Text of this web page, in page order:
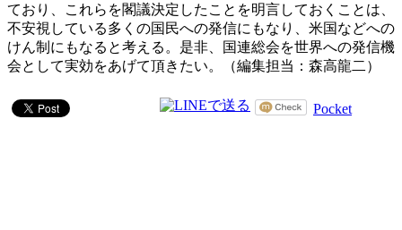
ており、これらを閣議決定したことを明言しておくことは、
不安視している多くの国民への発信にもなり、米国などへの
けん制にもなると考える。是非、国連総会を世界への発信機
会として実効をあげて頂きたい。（編集担当：森高龍二）
Pocket